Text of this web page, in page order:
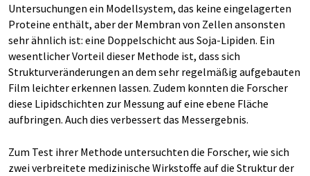
Untersuchungen ein Modellsystem, das keine eingelagerten
Proteine enthält, aber der Membran von Zellen ansonsten
sehr ähnlich ist: eine Doppelschicht aus Soja-Lipiden. Ein
wesentlicher Vorteil dieser Methode ist, dass sich
Strukturveränderungen an dem sehr regelmäßig aufgebauten
Film leichter erkennen lassen. Zudem konnten die Forscher
diese Lipidschichten zur Messung auf eine ebene Fläche
aufbringen. Auch dies verbessert das Messergebnis.
Zum Test ihrer Methode untersuchten die Forscher, wie sich
zwei verbreitete medizinische Wirkstoffe auf die Struktur der